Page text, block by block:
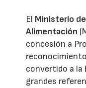
El Ministerio
Alimentación
concesión a
convertido a la
grandes